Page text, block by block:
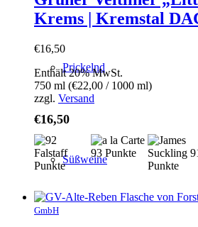
Prickelnd
Süßweine
Krems | Kremstal
€16,50
Enthält 20% MwSt.
750 ml (€22,00 / 1000 ml)
zzgl. Versand
€16,50
GmbH